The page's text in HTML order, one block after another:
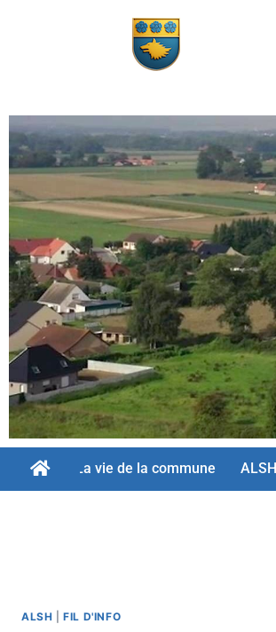
La vie de la commune ALSH
ALSH |FIL D'INFO